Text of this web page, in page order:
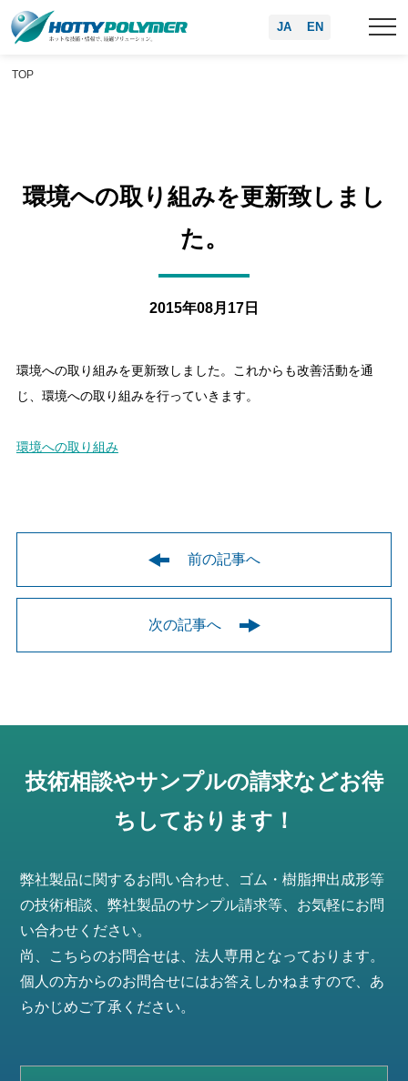
EN
JA
TOP
環境への取り組みを更新致しまし
た。
2015年08月17日
環境への取り組みを更新致しました。これからも改善活動を通
じ、環境への取り組みを行っていきます。
環境への取り組み
前の記事へ
次の記事へ
技術相談やサンプルの請求などお待
ちしております！
弊社製品に関するお問い合わせ、ゴム・樹脂押出成形等
の技術相談、弊社製品のサンプル請求等、お気軽にお問
い合わせください。
尚、こちらのお問合せは、法人専用となっております。
個人の方からのお問合せにはお答えしかねますので、あ
らかじめご了承ください。